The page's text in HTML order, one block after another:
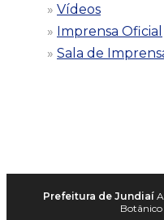
Vídeos
Imprensa Oficial
Sala de
Prefeitura de Jundiaí
Botânico